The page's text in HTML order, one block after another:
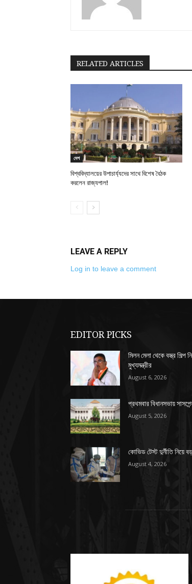
RELATED ARTICLES
দেশ
বিশ্ববিদ্যালয়ের উপাচার্য্যদের সাথে বিশেষ বৈঠক
করলেন রাজ্যপাল!
LEAVE A REPLY
Log in to leave a comment
EDITOR PICKS
মিলন মেলা থেকে বস্ত্র শিল্প
মুখ্যমন্ত্রীর
August 6, 2026
প্রথমবার বিধানসভায়
August 5, 2026
কোভিড টেস্ট দুর্নীতি নিয়ে
August 4, 2026